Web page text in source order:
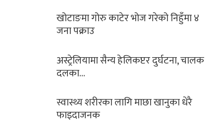
गरेको निहुँमा ४
दुर्घटना, चालक
पत्रकार प्रकाश बराईली
आज सोमबार यसरी
भगवान शिवको पुजा